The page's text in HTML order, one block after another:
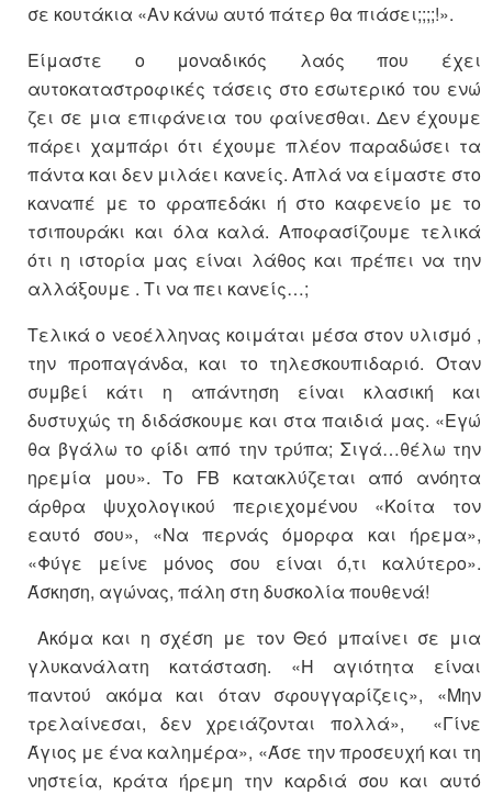
σε κουτάκια «Αν κάνω αυτό πάτερ θα πιάσει;;;;!».
Είμαστε ο μοναδικός λαός που έχει
αυτοκαταστροφικές τάσεις στο εσωτερικό του ενώ
ζει σε μια επιφάνεια του φαίνεσθαι. Δεν έχουμε
πάρει χαμπάρι ότι έχουμε πλέον παραδώσει τα
πάντα και δεν μιλάει κανείς. Απλά να είμαστε στο
καναπέ με το φραπεδάκι ή στο καφενείο με το
τσιπουράκι και όλα καλά. Αποφασίζουμε τελικά
ότι η ιστορία μας είναι λάθος και πρέπει να την
αλλάξουμε . Τι να πει κανείς…;
Τελικά ο νεοέλληνας κοιμάται μέσα στον υλισμό ,
την προπαγάνδα, και το τηλεσκουπιδαριό. Όταν
συμβεί κάτι η απάντηση είναι κλασική και
δυστυχώς τη διδάσκουμε και στα παιδιά μας. «Εγώ
θα βγάλω το φίδι από την τρύπα; Σιγά…θέλω την
ηρεμία μου». Το FB κατακλύζεται από ανόητα
άρθρα ψυχολογικού περιεχομένου «Κοίτα τον
εαυτό σου», «Να περνάς όμορφα και ήρεμα»,
«Φύγε μείνε μόνος σου είναι ό,τι καλύτερο».
Άσκηση, αγώνας, πάλη στη δυσκολία πουθενά!
Ακόμα και η σχέση με τον Θεό μπαίνει σε μια
γλυκανάλατη κατάσταση. «Η αγιότητα είναι
παντού ακόμα και όταν σφουγγαρίζεις», «Μην
τρελαίνεσαι, δεν χρειάζονται πολλά», «Γίνε
Άγιος με ένα καλημέρα», «Άσε την προσευχή και τη
νηστεία, κράτα ήρεμη την καρδιά σου και αυτό